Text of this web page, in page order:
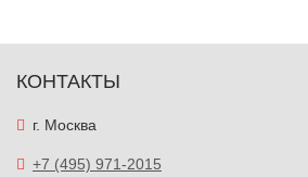
КОНТАКТЫ
г. Москва
+7 (495) 971-2015